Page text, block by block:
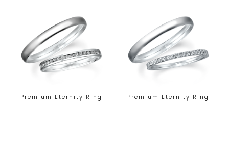
Premium Eternity Ring Premium Eternity Ring